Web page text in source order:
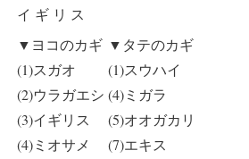
イ ギ リ ス
▼ヨコのカギ
(1)スガオ
(2)ウラガエシ
(3)イギリス
(4)ミオサメ
▼タテのカギ
(1)スウハイ
(4)ミガラ
(5)オオガカリ
(7)エキス